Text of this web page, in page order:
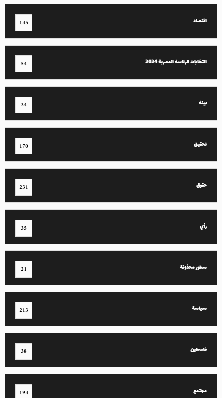
اقتصاد 145
انتخابات الرئاسة المصرية 2024 54
بيئة 24
تحقيق 170
حقوق 231
رأي 35
سطور محذوفة 21
سياسة 213
فلسطين 38
مجتمع 194